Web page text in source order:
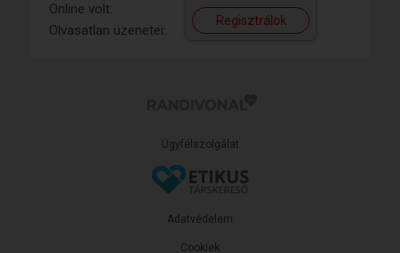
Online volt:
Olvasatlan üzenetei:
Regisztrálok
Ügyfélszolgálat
Adatvédelem
Cookiek